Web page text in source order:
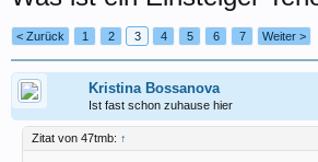
< Zurück 1 2 3 4 5 6 7 Weiter >
Kristina Bossanova
Ist fast schon zuhause hier
Zitat von 47tmb: ↑